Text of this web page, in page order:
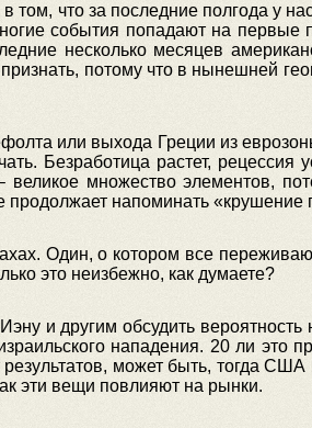
том, что за последние полгода у
события попадают на первые
несколько месяцев
потому что в нынешней
или выхода Греции из
Безработица растет,
множество элементов,
напоминать «крушение
Один, о котором все
это неизбежно, как думаете?
и другим обсудить
нападения. 20 ли это
может быть, тогда
эти вещи повлияют на рынки.